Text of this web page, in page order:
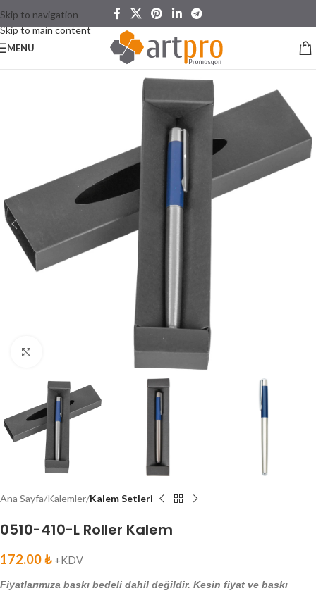
Skip to navigation
Skip to main content
MENU
Ana Sayfa Kalemler Kalem Setleri
0510-410-L Roller Kalem
172.00₺ +KDV
Fiyatlarımıza baskı bedeli dahil değildir. Kesin fiyat ve baskı